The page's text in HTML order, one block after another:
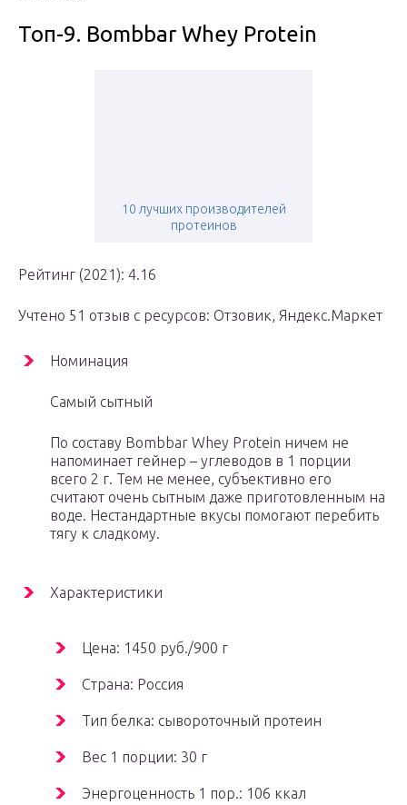
Топ-9. Bombbar Whey Protein
10 лучших производителей
протеинов
Рейтинг (2021): 4.16
Учтено 51 отзыв с ресурсов: Отзовик, Яндекс.Маркет
Номинация
Самый сытный
По составу Bombbar Whey Protein ничем не
напоминает гейнер – углеводов в 1 порции
всего 2 г. Тем не менее, субъективно его
считают очень сытным даже приготовленным на
воде. Нестандартные вкусы помогают перебить
тягу к сладкому.
Характеристики
Цена: 1450 руб./900 г
Страна: Россия
Тип белка: сывороточный протеин
Вес 1 порции: 30 г
Энергоценность 1 пор.: 106 ккал